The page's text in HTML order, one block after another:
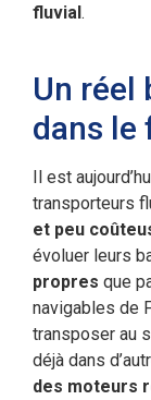
fluvial.
Un réel
dans le
Il est
transporteurs
et peu
évoluer leurs
propres que
navigables de
transposer au
déjà dans
des moteurs